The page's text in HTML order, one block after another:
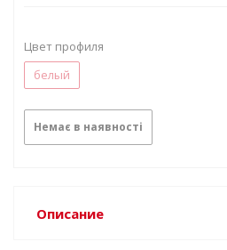
Цвет профиля
белый
Немає в наявності
Описание